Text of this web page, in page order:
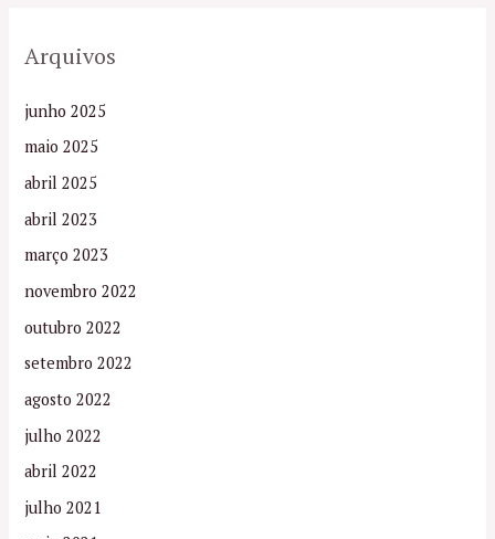
Arquivos
junho 2025
maio 2025
abril 2025
abril 2023
março 2023
novembro 2022
outubro 2022
setembro 2022
agosto 2022
julho 2022
abril 2022
julho 2021